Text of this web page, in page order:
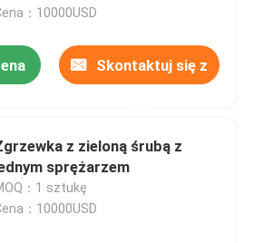
：10000USD
Skontaktuj się z
z zieloną śrubą z
sprężarzem
：1 sztukę
：10000USD